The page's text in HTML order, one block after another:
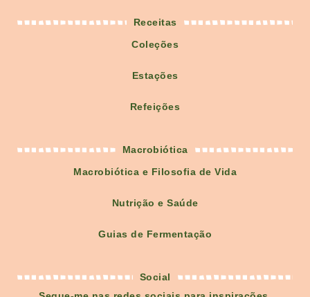
Receitas
Coleções
Estações
Refeições
Macrobiótica
Macrobiótica e Filosofia de Vida
Nutrição e Saúde
Guias de Fermentação
Social